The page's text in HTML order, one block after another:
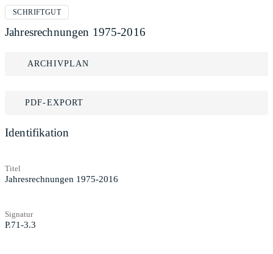
SCHRIFTGUT
Jahresrechnungen 1975-2016
ARCHIVPLAN
PDF-EXPORT
Identifikation
Titel
Jahresrechnungen 1975-2016
Signatur
P.71-3.3